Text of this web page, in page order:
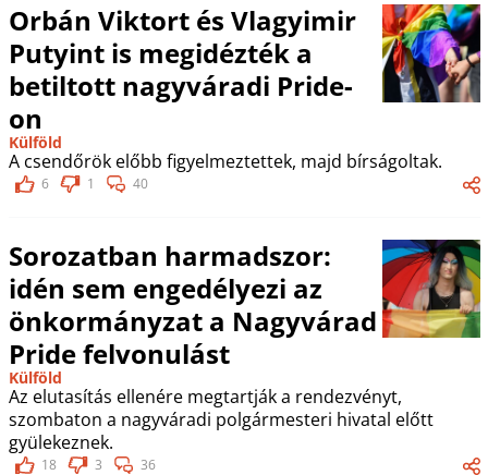
Orbán Viktort és Vlagyimir
Putyint is megidézték a
betiltott nagyváradi Pride-
on
Külföld
A csendőrök előbb figyelmeztettek, majd bírságoltak.
6 1 40
Sorozatban harmadszor:
idén sem engedélyezi az
önkormányzat a Nagyvárad
Pride felvonulást
Külföld
Az elutasítás ellenére megtartják a rendezvényt,
szombaton a nagyváradi polgármesteri hivatal előtt
gyülekeznek.
18 3 36